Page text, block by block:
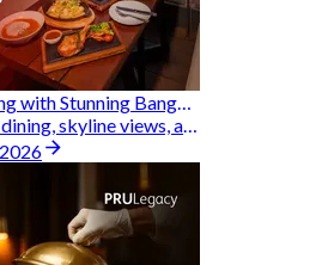
Romantic Rooftop Dining with Stunning Bangkok Views
Enjoy premium rooftop dining, skyline views, and exclusive Hungry Hub deals together